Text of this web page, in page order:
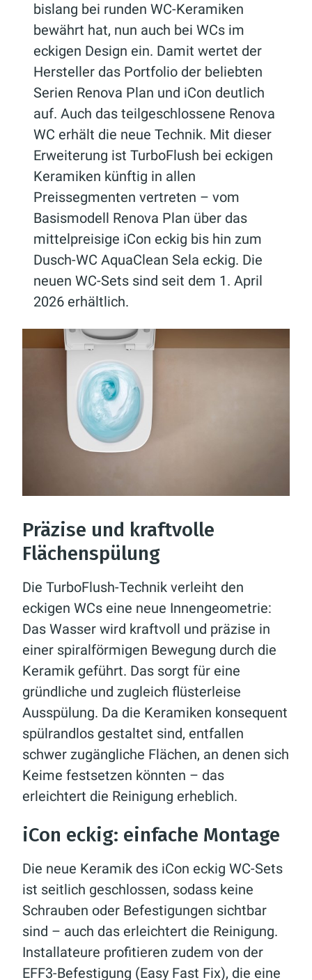
bislang bei runden WC-Keramiken
bewährt hat, nun auch bei WCs im
eckigen Design ein. Damit wertet der
Hersteller das Portfolio der beliebten
Serien Renova Plan und iCon deutlich
auf. Auch das teilgeschlossene Renova
WC erhält die neue Technik. Mit dieser
Erweiterung ist TurboFlush bei eckigen
Keramiken künftig in allen
Preissegmenten vertreten – vom
Basismodell Renova Plan über das
mittelpreisige iCon eckig bis hin zum
Dusch-WC AquaClean Sela eckig. Die
neuen WC-Sets sind seit dem 1. April
2026 erhältlich.
Präzise und kraftvolle
Flächenspülung
Die TurboFlush-Technik verleiht den
eckigen WCs eine neue Innengeometrie:
Das Wasser wird kraftvoll und präzise in
einer spiralförmigen Bewegung durch die
Keramik geführt. Das sorgt für eine
gründliche und zugleich flüsterleise
Ausspülung. Da die Keramiken konsequent
spülrandlos gestaltet sind, entfallen
schwer zugängliche Flächen, an denen sich
Keime festsetzen könnten – das
erleichtert die Reinigung erheblich.
iCon eckig: einfache Montage
Die neue Keramik des iCon eckig WC-Sets
ist seitlich geschlossen, sodass keine
Schrauben oder Befestigungen sichtbar
sind – auch das erleichtert die Reinigung.
Installateure profitieren zudem von der
EFF3-Befestigung (Easy Fast Fix), die eine